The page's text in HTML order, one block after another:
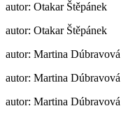
autor: Otakar Štěpánek
autor: Otakar Štěpánek
autor: Martina Dúbravová
autor: Martina Dúbravová
autor: Martina Dúbravová